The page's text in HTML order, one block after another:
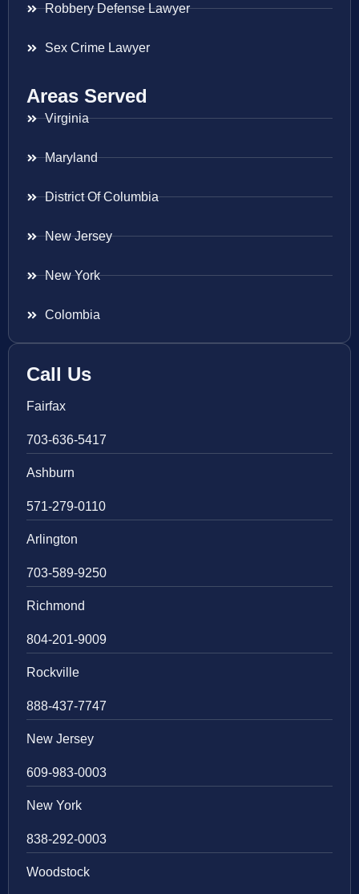
Robbery Defense Lawyer
Sex Crime Lawyer
Areas Served
Virginia
Maryland
District Of Columbia
New Jersey
New York
Colombia
Call Us
Fairfax
703-636-5417
Ashburn
571-279-0110
Arlington
703-589-9250
Richmond
804-201-9009
Rockville
888-437-7747
New Jersey
609-983-0003
New York
838-292-0003
Woodstock